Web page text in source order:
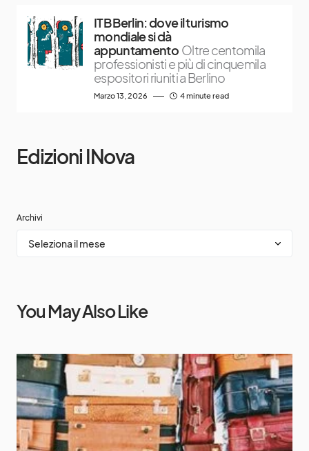
ITB Berlin: dove il turismo
mondiale si dà
appuntamento Oltre centomila
professionisti e più di cinquemila
espositori riuniti a Berlino
Marzo 13, 2026 4 minute read
Edizioni INova
Archivi
You May Also Like